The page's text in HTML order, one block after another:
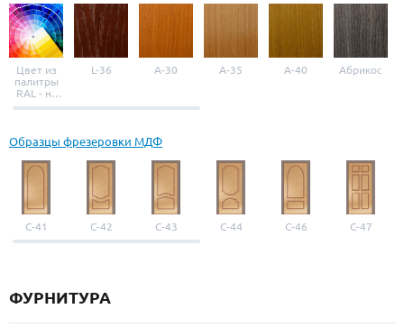
Цвет из
палитры
RAL - на
выбор
L-36 A-30 A-35 A-40 Абрикос
Образцы фрезеровки МДФ
С-41 С-42 С-43 С-44 С-46 С-47
ФУРНИТУРА